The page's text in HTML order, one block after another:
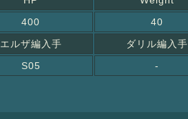
400 40
エルザ編入手 ダリル編入手
S05 -